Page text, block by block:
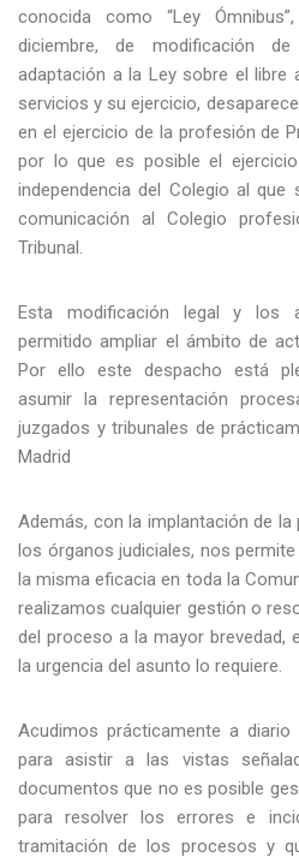
conocida como “Ley
diciembre, de modificación
adaptación a la Ley sobre el libre
servicios y su ejercicio,
en el ejercicio de la profesión de
por lo que es posible el
independencia del Colegio al
comunicación al Colegio
Tribunal.
Esta modificación legal y los
permitido ampliar el ámbito de
Por ello este despacho está
asumir la representación
juzgados y tribunales de
Madrid
Además, con la implantación de
los órganos judiciales, nos
la misma eficacia en toda la
realizamos cualquier gestión o
del proceso a la mayor brevedad,
la urgencia del asunto lo requiere.
Acudimos prácticamente a
para asistir a las vistas
documentos que no es posible
para resolver los errores e
tramitación de los procesos y